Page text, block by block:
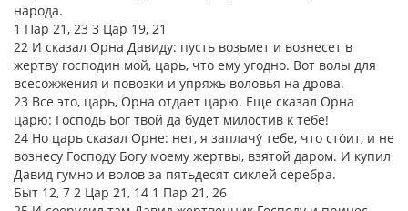
народа.
1 Пар 21, 23 3 Цар 19, 21
22 И сказал Орна Давиду: пусть возьмет и вознесет в
жертву господин мой, царь, что ему угодно. Вот волы для
всесожжения и повозки и упряжь воловья на дрова.
23 Все это, царь, Орна отдает царю. Еще сказал Орна
царю: Господь Бог твой да будет милостив к тебе!
24 Но царь сказал Орне: нет, я заплачу́ тебе, что сто́ит, и не
вознесу Господу Богу моему жертвы, взятой даром. И купил
Давид гумно и волов за пятьдесят сиклей серебра.
Быт 12, 7 2 Цар 21, 14 1 Пар 21, 26